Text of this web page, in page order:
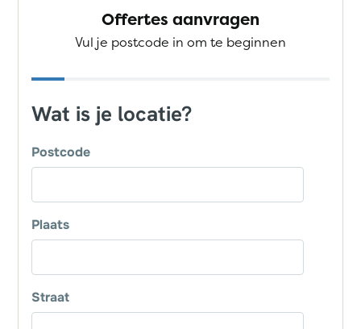
Offertes aanvragen
Vul je postcode in om te beginnen